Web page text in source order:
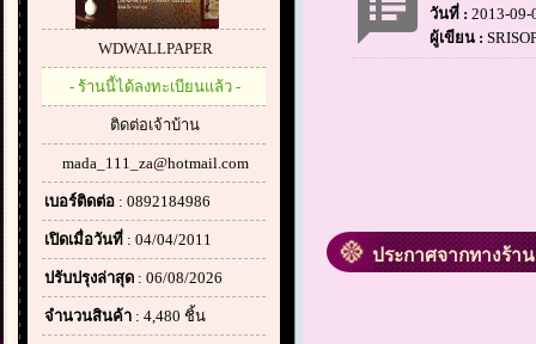
WDWALLPAPER
- ร้านนี้ได้ลงทะเบียนแล้ว -
ติดต่อเจ้าบ้าน
mada_111_za@hotmail.com
เบอร์ติดต่อ : 0892184986
เปิดเมื่อวันที่ : 04/04/2011
ปรับปรุงล่าสุด : 06/08/2026
จำนวนสินค้า : 4,480 ชิ้น
วันที่ : 2013-
ผู้เขียน :
ประกาศจากทางร้าน